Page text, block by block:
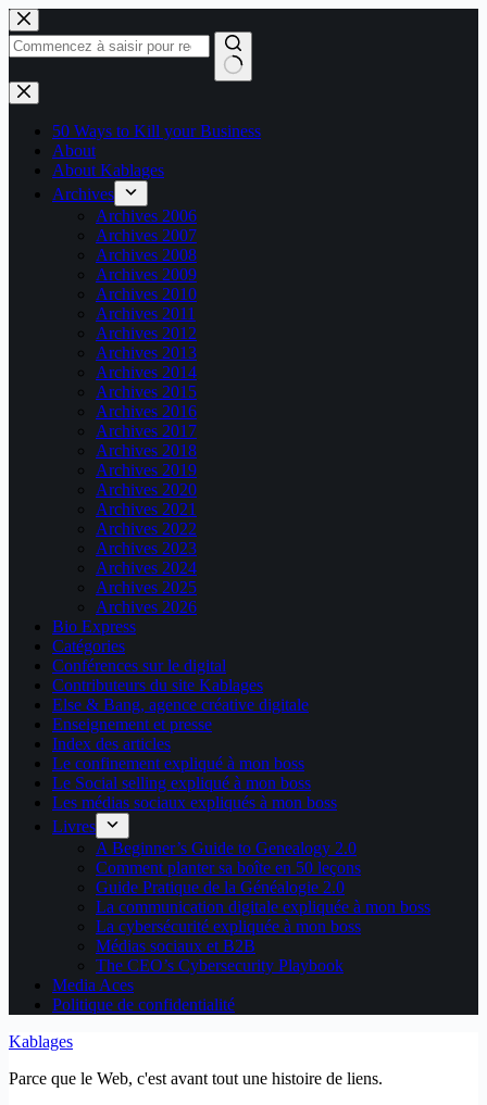
Passer
au
contenu
Aucun
résultat
50 Ways to Kill your Business
About
About Kablages
Archives
Archives 2006
Archives 2007
Archives 2008
Archives 2009
Archives 2010
Archives 2011
Archives 2012
Archives 2013
Archives 2014
Archives 2015
Archives 2016
Archives 2017
Archives 2018
Archives 2019
Archives 2020
Archives 2021
Archives 2022
Archives 2023
Archives 2024
Archives 2025
Archives 2026
Bio Express
Catégories
Conférences sur le digital
Contributeurs du site Kablages
Else & Bang, agence créative digitale
Enseignement et presse
Index des articles
Le confinement expliqué à mon boss
Le Social selling expliqué à mon boss
Les médias sociaux expliqués à mon boss
Livres
A Beginner’s Guide to Genealogy 2.0
Comment planter sa boîte en 50 leçons
Guide Pratique de la Généalogie 2.0
La communication digitale expliquée à mon boss
La cybersécurité expliquée à mon boss
Médias sociaux et B2B
The CEO’s Cybersecurity Playbook
Media Aces
Politique de confidentialité
Kablages
Parce que le Web, c'est avant tout une histoire de liens.